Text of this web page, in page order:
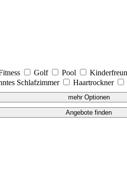
Golf Pool
Schlafzimmer Haartrockner
mehr Optionen
Angebote finden